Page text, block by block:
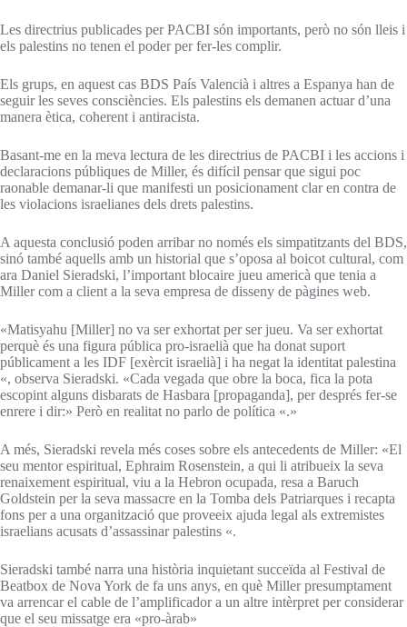
Les directrius publicades per PACBI són importants, però no són lleis i
els palestins no tenen el poder per fer-les complir.
Els grups, en aquest cas BDS País Valencià i altres a Espanya han de
seguir les seves consciències. Els palestins els demanen actuar d’una
manera ètica, coherent i antiracista.
Basant-me en la meva lectura de les directrius de PACBI i les accions i
declaracions públiques de Miller, és difícil pensar que sigui poc
raonable demanar-li que manifesti un posicionament clar en contra de
les violacions israelianes dels drets palestins.
A aquesta conclusió poden arribar no només els simpatitzants del BDS,
sinó també aquells amb un historial que s’oposa al boicot cultural, com
ara Daniel Sieradski, l’important blocaire jueu americà que tenia a
Miller com a client a la seva empresa de disseny de pàgines web.
«Matisyahu [Miller] no va ser exhortat per ser jueu. Va ser exhortat
perquè és una figura pública pro-israelià que ha donat suport
públicament a les IDF [exèrcit israelià] i ha negat la identitat palestina
«, observa Sieradski. «Cada vegada que obre la boca, fica la pota
escopint alguns disbarats de Hasbara [propaganda], per després fer-se
enrere i dir:» Però en realitat no parlo de política «.»
A més, Sieradski revela més coses sobre els antecedents de Miller: «El
seu mentor espiritual, Ephraim Rosenstein, a qui li atribueix la seva
renaixement espiritual, viu a la Hebron ocupada, resa a Baruch
Goldstein per la seva massacre en la Tomba dels Patriarques i recapta
fons per a una organització que proveeix ajuda legal als extremistes
israelians acusats d’assassinar palestins «.
Sieradski també narra una història inquietant succeïda al Festival de
Beatbox de Nova York de fa uns anys, en què Miller presumptament
va arrencar el cable de l’amplificador a un altre intèrpret per considerar
que el seu missatge era «pro-àrab»